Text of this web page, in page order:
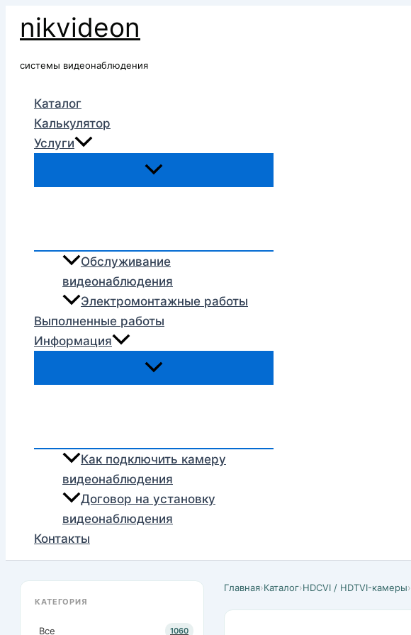
Перейти
nikvideon
системы видеонаблюдения
Каталог
Калькулятор
Услуги
Обслуживание
видеонаблюдения
Электромонтажные работы
Выполненные работы
Информация
Как подключить камеру
видеонаблюдения
Договор на установку
видеонаблюдения
Контакты
КАТЕГОРИЯ
Все 1060
Главная›Каталог›HDCVI / HDTVI-камеры›